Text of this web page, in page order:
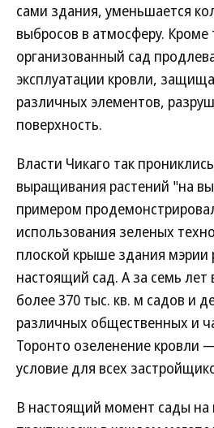
сами здания, уменьшается
выбросов в атмосферу. Кроме
организованный сад
эксплуатации кровли,
различных элементов,
поверхность.
Власти Чикаго так
выращивания растений "на
примером
использования зеленых
плоской крыше здания мэрии
настоящий сад. А за семь лет
более 370 тыс. кв. м садов и
различных общественных и
Торонто озеленение кровли
условие для всех
В настоящий момент сады на